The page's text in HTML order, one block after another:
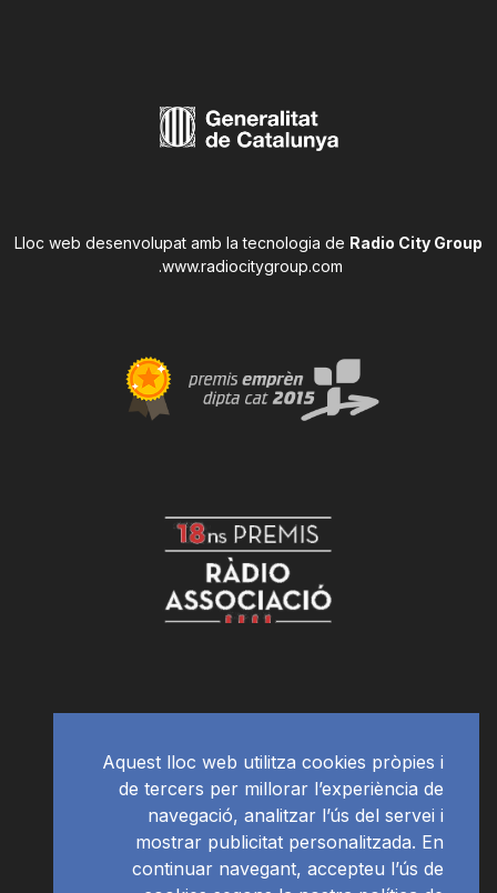
Lloc web desenvolupat amb la tecnologia de Radio City Group
www.radiocitygroup.com
.
Aquest lloc web utilitza cookies pròpies i
de tercers per millorar l’experiència de
navegació, analitzar l’ús del servei i
mostrar publicitat personalitzada. En
continuar navegant, accepteu l’ús de